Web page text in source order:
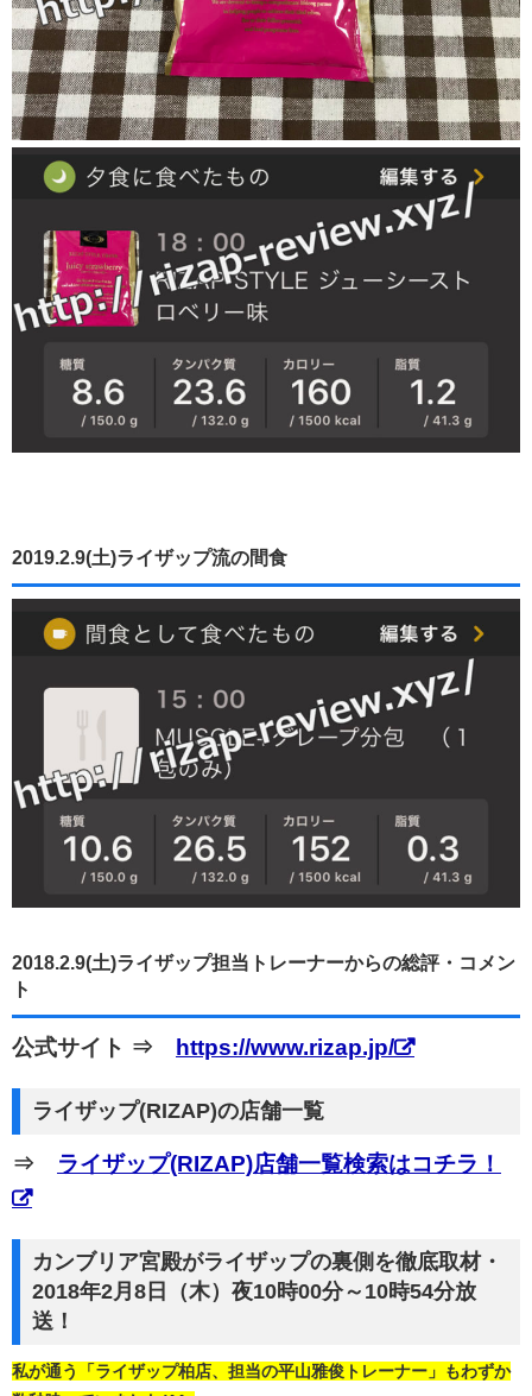
2019.2.9(土)ライザップ流の間食
2018.2.9(土)ライザップ担当トレーナーからの総評・コメン
ト
公式サイト ⇒ https://www.rizap.jp/
ライザップ(RIZAP)の店舗一覧
⇒ ライザップ(RIZAP)店舗一覧検索はコチラ！
カンブリア宮殿がライザップの裏側を徹底取材・
2018年2月8日（木）夜10時00分～10時54分放
送！
私が通う「ライザップ柏店、担当の平山雅俊トレーナー」もわずか